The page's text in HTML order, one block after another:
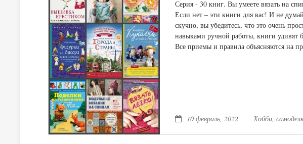
Серия - 30 книг. Вы умеете вязать на
Если нет – эти книги для вас! И не
скучно, вы убедитесь, что это очень
навыками ручной работы, книги удивят
Все приемы и правила объясняются на
10 февраль, 2022 Хобби,